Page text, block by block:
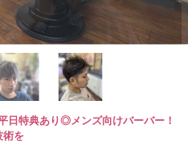
日特典あり◎メンズ向けバーバー！
術を